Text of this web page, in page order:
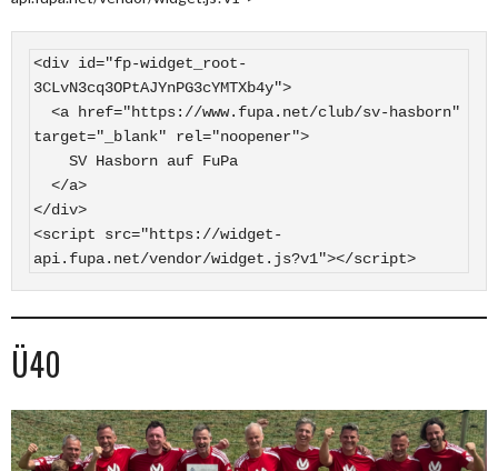
<div id="fp-widget_root-
3CLvN3cq3OPtAJYnPG3cYMTXb4y">
target="_blank" rel="noopener">
</div>
<script src="https://widget-
api.fupa.net/vendor/widget.js?v1"></script>
Ü40